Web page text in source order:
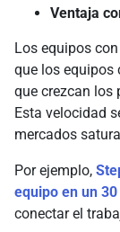
Ventaja
Los equipos
que los equipos
que crezcan los
Esta velocidad
mercados
Por ejemplo,
equipo en un
conectar el